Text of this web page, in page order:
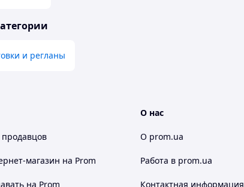
и регланы
магазин на Prom
на Prom
О нас
О prom.ua
Работа в prom.ua
Контактная информация